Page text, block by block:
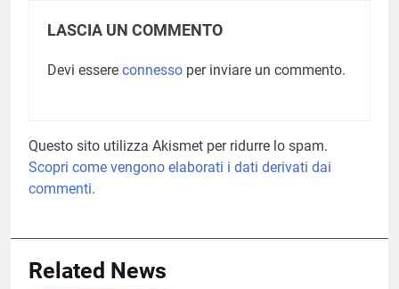
LASCIA UN COMMENTO
Devi essere connesso per inviare un commento.
Questo sito utilizza Akismet per ridurre lo spam.
Scopri come vengono elaborati i dati derivati dai
commenti.
Related News